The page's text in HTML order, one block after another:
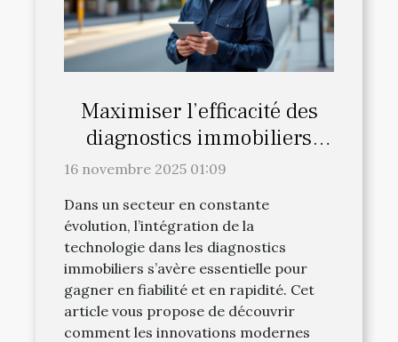
Maximiser l’efficacité des
diagnostics immobiliers
avec la technologie moderne
16 novembre 2025 01:09
Dans un secteur en constante
évolution, l’intégration de la
technologie dans les diagnostics
immobiliers s’avère essentielle pour
gagner en fiabilité et en rapidité. Cet
article vous propose de découvrir
comment les innovations modernes